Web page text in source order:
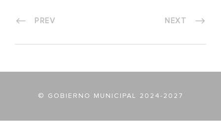
PREV NEXT
© GOBIERNO MUNICIPAL 2024-2027